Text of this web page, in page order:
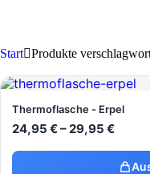
Start Produkte
Thermoflasche - Erpel
24,95 €–29,95 €